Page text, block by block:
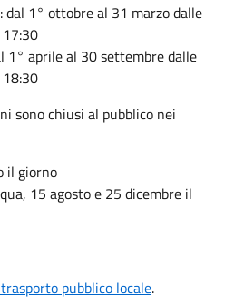
dal 1° ottobre al 31 marzo dalle
1° aprile al 30 settembre dalle
sono chiusi al pubblico nei
il giorno
15 agosto e 25 dicembre il
pubblico locale.